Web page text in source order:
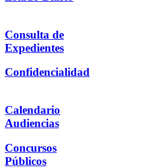
Consulta de
Expedientes
Confidencialidad
Calendario
Audiencias
Concursos
Públicos